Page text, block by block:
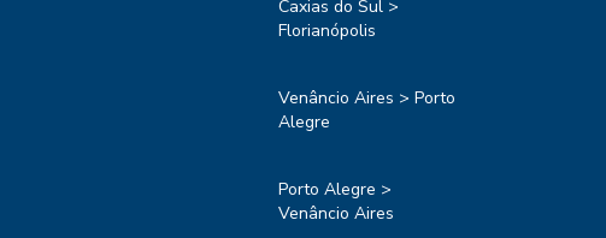
Caxias do Sul >
Florianópolis
Venâncio Aires > Porto
Alegre
Porto Alegre >
Venâncio Aires